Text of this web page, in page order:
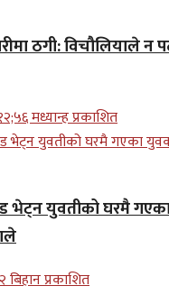
ठगी: विचौलियाले न
मध्यान्ह प्रकाशित
भेट्न युवतीको घरमै
बिहान प्रकाशित